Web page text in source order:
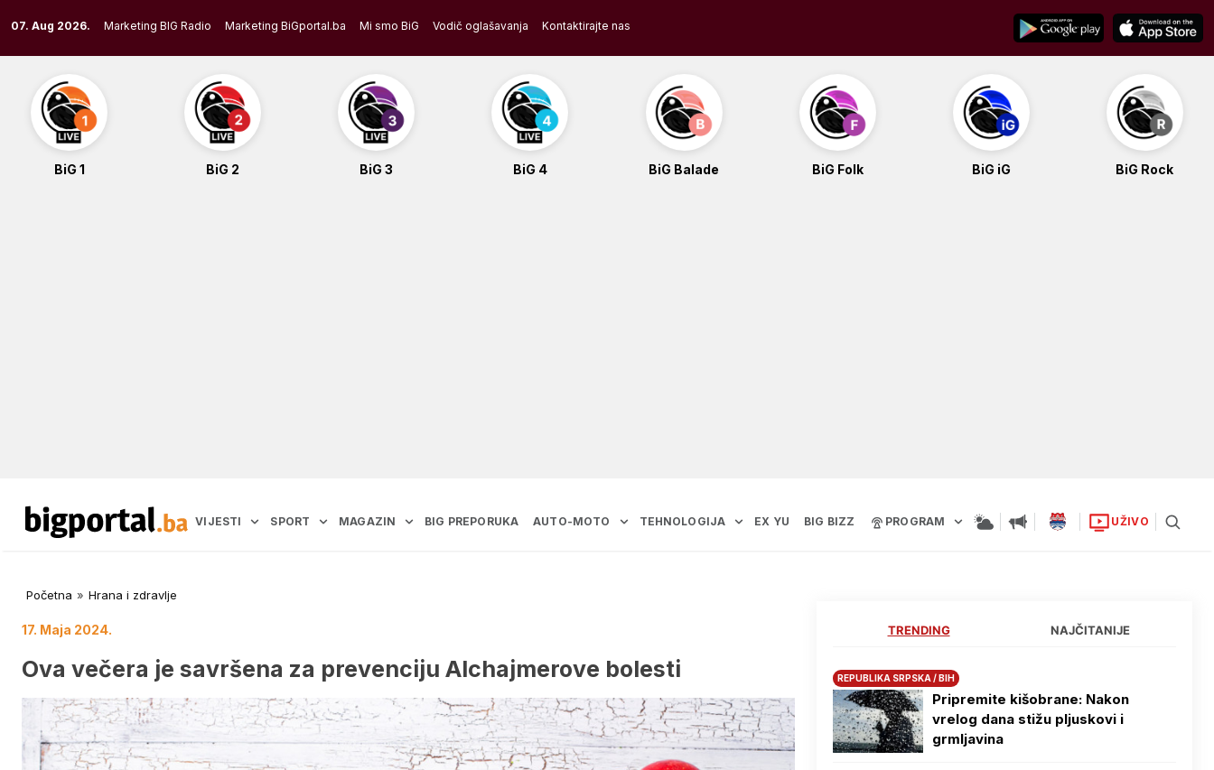
to
content
07. Aug 2026. Marketing BIG Radio Marketing BiGportal.ba Mi smo BiG Vodič oglašavanja Kontaktirajte nas
BiG 1 BiG 2 BiG 3 BiG 4 BiG Balade BiG Folk BiG iG BiG Rock
VIJESTI SPORT MAGAZIN BIG PREPORUKA AUTO-MOTO TEHNOLOGIJA EX YU BIG BIZZ PROGRAM UŽIVO
Početna » Hrana i zdravlje
17. Maja 2024.
Ova večera je savršena za prevenciju Alchajmerove bolesti
TRENDING NAJČITANIJE
REPUBLIKA SRPSKA / BIH
Pripremite kišobrane: Nakon
vrelog dana stižu pljuskovi i
grmljavina